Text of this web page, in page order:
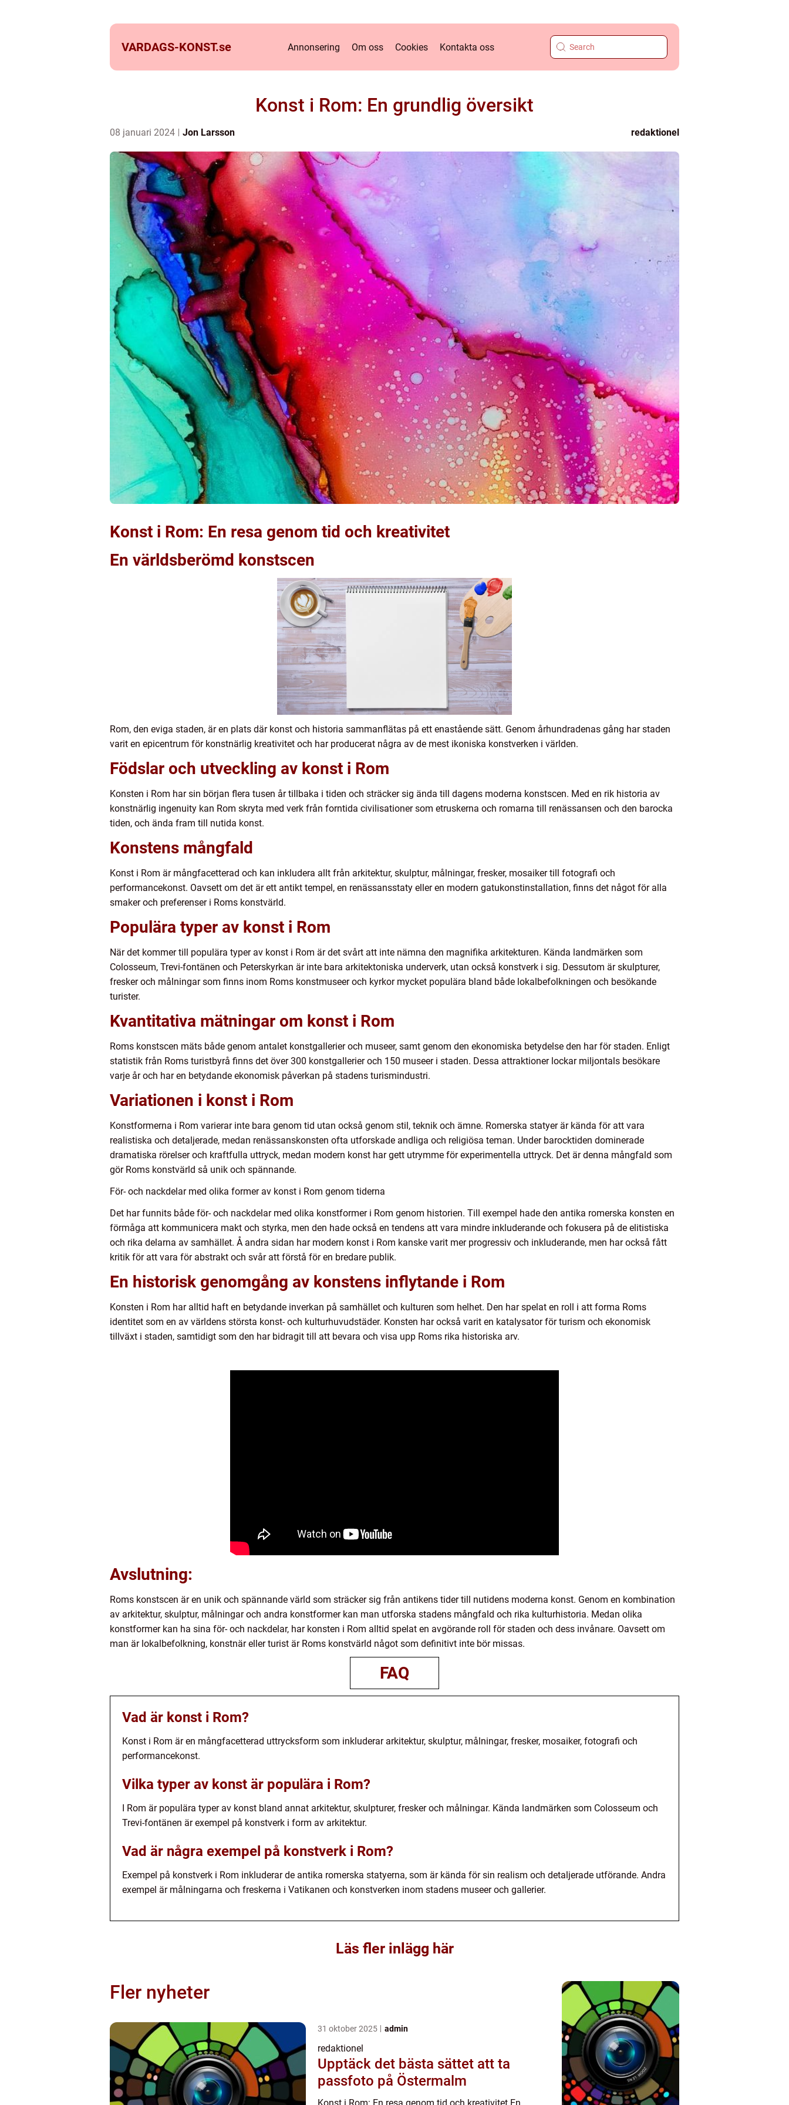
VARDAGS-KONST.se Annonsering Om oss Cookies Kontakta oss
Konst i Rom: En grundlig översikt
08 januari 2024 Jon Larsson redaktionel
Konst i Rom: En resa genom tid och kreativitet
En världsberömd konstscen
Rom, den eviga staden, är en plats där konst och historia sammanflätas på ett enastående sätt. Genom århundradenas gång har staden
varit en epicentrum för konstnärlig kreativitet och har producerat några av de mest ikoniska konstverken i världen.
Födslar och utveckling av konst i Rom
Konsten i Rom har sin början flera tusen år tillbaka i tiden och sträcker sig ända till dagens moderna konstscen. Med en rik historia av
konstnärlig ingenuity kan Rom skryta med verk från forntida civilisationer som etruskerna och romarna till renässansen och den barocka
tiden, och ända fram till nutida konst.
Konstens mångfald
Konst i Rom är mångfacetterad och kan inkludera allt från arkitektur, skulptur, målningar, fresker, mosaiker till fotografi och
performancekonst. Oavsett om det är ett antikt tempel, en renässansstaty eller en modern gatukonstinstallation, finns det något för alla
smaker och preferenser i Roms konstvärld.
Populära typer av konst i Rom
När det kommer till populära typer av konst i Rom är det svårt att inte nämna den magnifika arkitekturen. Kända landmärken som
Colosseum, Trevi-fontänen och Peterskyrkan är inte bara arkitektoniska underverk, utan också konstverk i sig. Dessutom är skulpturer,
fresker och målningar som finns inom Roms konstmuseer och kyrkor mycket populära bland både lokalbefolkningen och besökande
turister.
Kvantitativa mätningar om konst i Rom
Roms konstscen mäts både genom antalet konstgallerier och museer, samt genom den ekonomiska betydelse den har för staden. Enligt
statistik från Roms turistbyrå finns det över 300 konstgallerier och 150 museer i staden. Dessa attraktioner lockar miljontals besökare
varje år och har en betydande ekonomisk påverkan på stadens turismindustri.
Variationen i konst i Rom
Konstformerna i Rom varierar inte bara genom tid utan också genom stil, teknik och ämne. Romerska statyer är kända för att vara
realistiska och detaljerade, medan renässanskonsten ofta utforskade andliga och religiösa teman. Under barocktiden dominerade
dramatiska rörelser och kraftfulla uttryck, medan modern konst har gett utrymme för experimentella uttryck. Det är denna mångfald som
gör Roms konstvärld så unik och spännande.
För- och nackdelar med olika former av konst i Rom genom tiderna
Det har funnits både för- och nackdelar med olika konstformer i Rom genom historien. Till exempel hade den antika romerska konsten en
förmåga att kommunicera makt och styrka, men den hade också en tendens att vara mindre inkluderande och fokusera på de elitistiska
och rika delarna av samhället. Å andra sidan har modern konst i Rom kanske varit mer progressiv och inkluderande, men har också fått
kritik för att vara för abstrakt och svår att förstå för en bredare publik.
En historisk genomgång av konstens inflytande i Rom
Konsten i Rom har alltid haft en betydande inverkan på samhället och kulturen som helhet. Den har spelat en roll i att forma Roms
identitet som en av världens största konst- och kulturhuvudstäder. Konsten har också varit en katalysator för turism och ekonomisk
tillväxt i staden, samtidigt som den har bidragit till att bevara och visa upp Roms rika historiska arv.
Avslutning:
Roms konstscen är en unik och spännande värld som sträcker sig från antikens tider till nutidens moderna konst. Genom en kombination
av arkitektur, skulptur, målningar och andra konstformer kan man utforska stadens mångfald och rika kulturhistoria. Medan olika
konstformer kan ha sina för- och nackdelar, har konsten i Rom alltid spelat en avgörande roll för staden och dess invånare. Oavsett om
man är lokalbefolkning, konstnär eller turist är Roms konstvärld något som definitivt inte bör missas.
FAQ
Vad är konst i Rom?
Konst i Rom är en mångfacetterad uttrycksform som inkluderar arkitektur, skulptur, målningar, fresker, mosaiker, fotografi och
performancekonst.
Vilka typer av konst är populära i Rom?
I Rom är populära typer av konst bland annat arkitektur, skulpturer, fresker och målningar. Kända landmärken som Colosseum och
Trevi-fontänen är exempel på konstverk i form av arkitektur.
Vad är några exempel på konstverk i Rom?
Exempel på konstverk i Rom inkluderar de antika romerska statyerna, som är kända för sin realism och detaljerade utförande. Andra
exempel är målningarna och freskerna i Vatikanen och konstverken inom stadens museer och gallerier.
Läs fler inlägg här
Fler nyheter
31 oktober 2025 admin
redaktionel
Upptäck det bästa sättet att ta
passfoto på Östermalm